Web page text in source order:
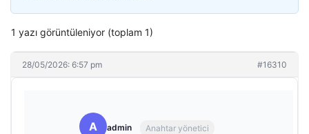
1 yazı görüntüleniyor (toplam 1)
28/05/2026: 6:57 pm #16310
A admin Anahtar yönetici